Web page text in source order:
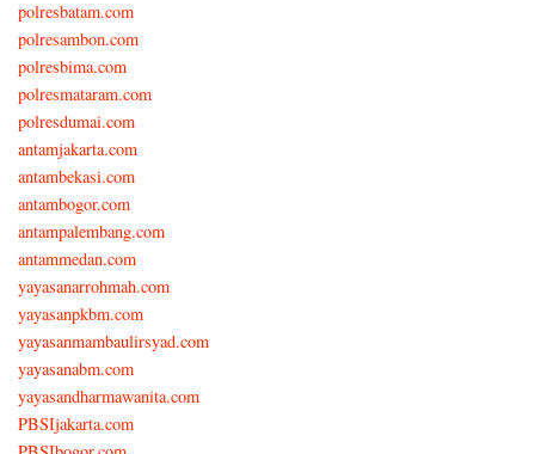
polresbatam.com
polresambon.com
polresbima.com
polresmataram.com
polresdumai.com
antamjakarta.com
antambekasi.com
antambogor.com
antampalembang.com
antammedan.com
yayasanarrohmah.com
yayasanpkbm.com
yayasanmambaulirsyad.com
yayasanabm.com
yayasandharmawanita.com
PBSIjakarta.com